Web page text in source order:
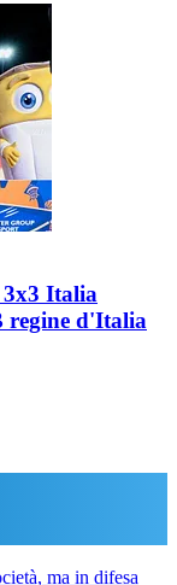
3x3 Italia
regine d'Italia
ma in difesa